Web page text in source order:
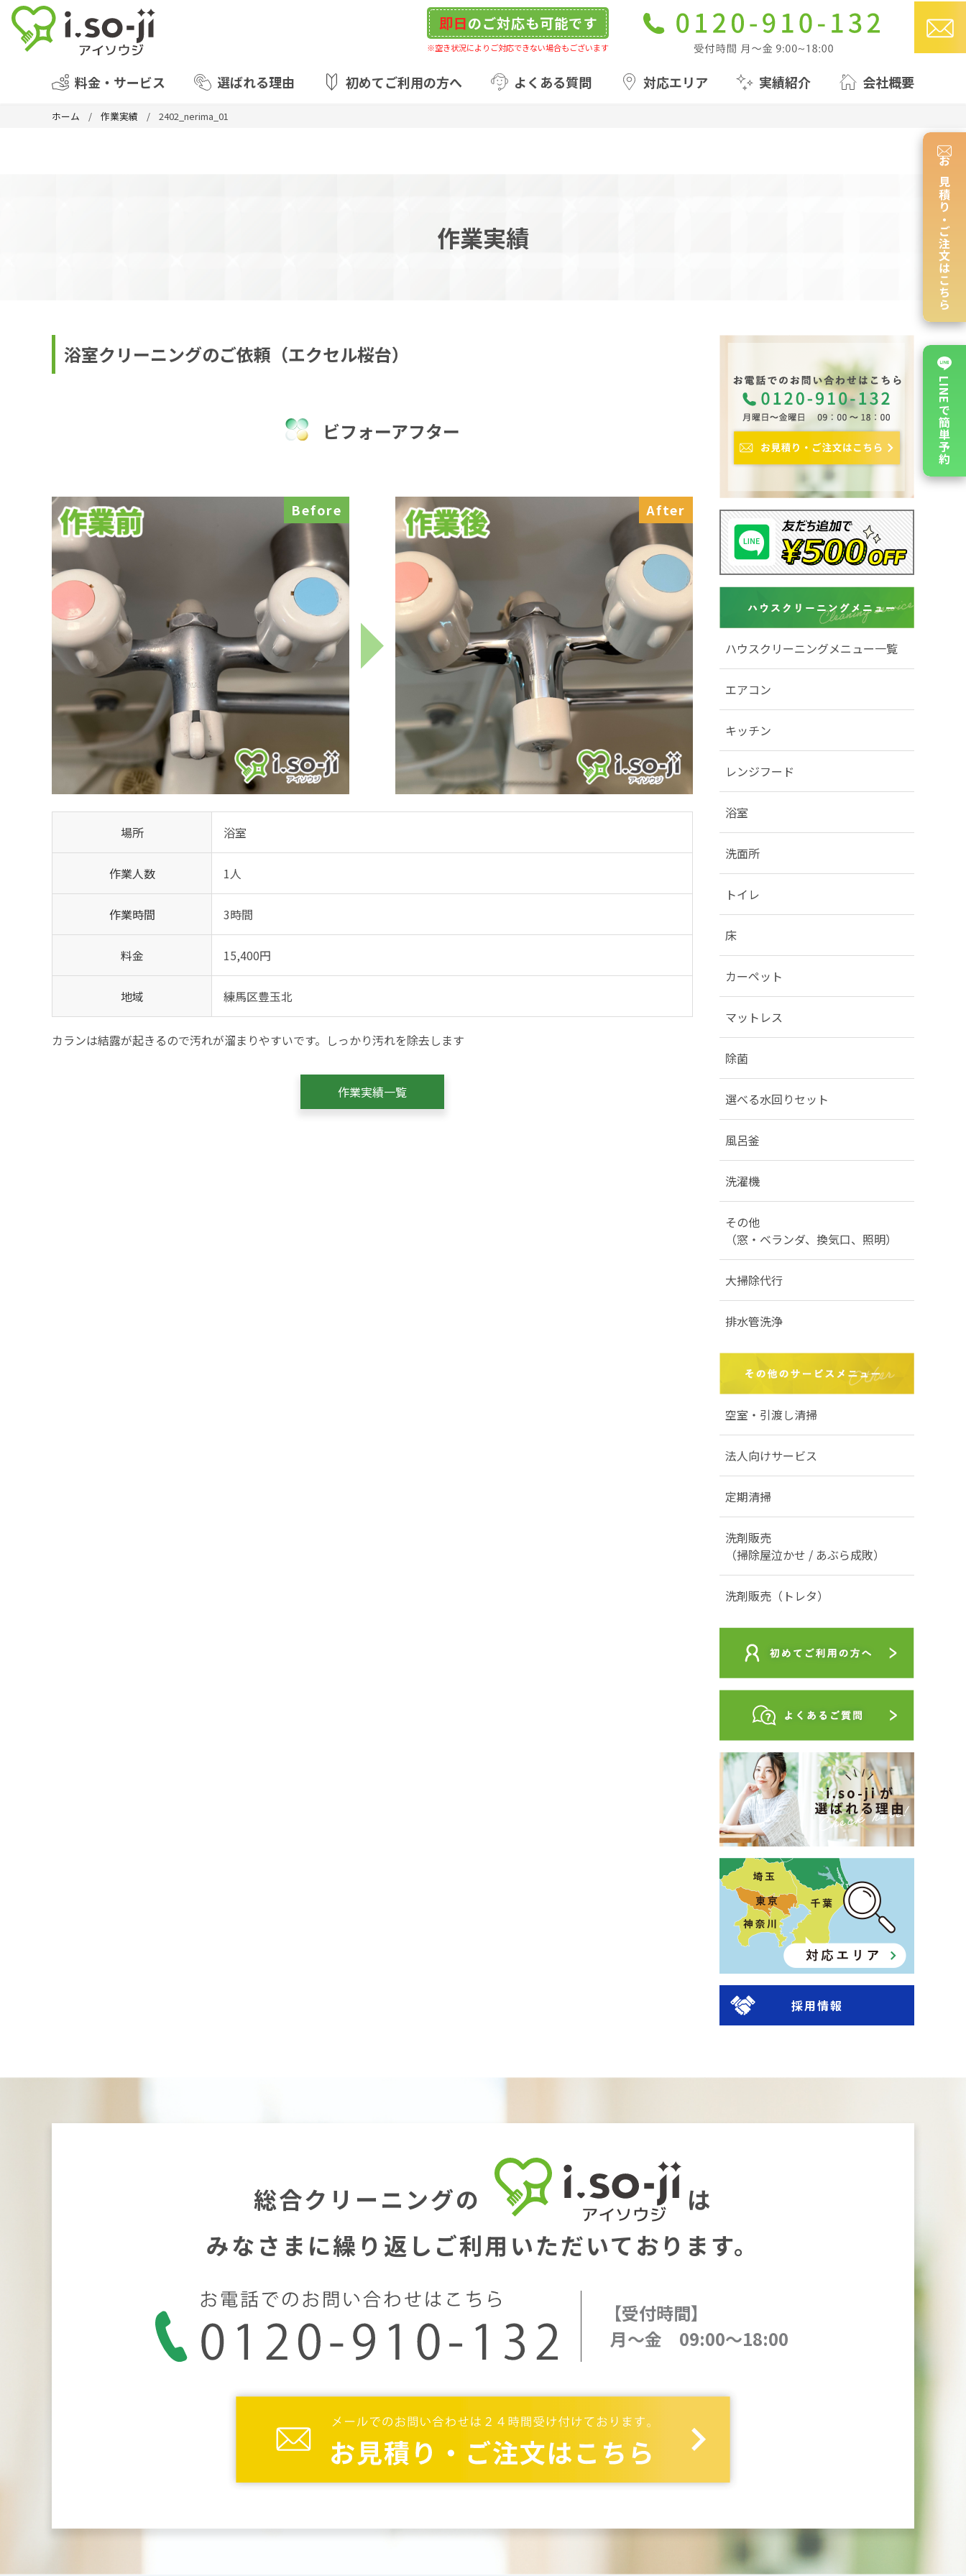
即日のご対応も可能です
※空き状況によりご対応できない場合もございます
料金・サービス 選ばれる理由 初めてご利用の方へ よくある質問 対応エリア 実績紹介 会社概要
ホーム 作業実績 2402_nerima_01
作業実績
浴室クリーニングのご依頼（エクセル桜台）
ビフォーアフター
Before After
場所 浴室
作業人数 1人
作業時間 3時間
料金 15,400円
地域 練馬区豊玉北
カランは結露が起きるので汚れが溜まりやすいです。しっかり汚れを除去します
作業実績一覧
ハウスクリーニングメニュー一覧
エアコン
キッチン
レンジフード
浴室
洗面所
トイレ
床
カーペット
マットレス
除菌
選べる水回りセット
風呂釜
洗濯機
その他
（窓・ベランダ、換気口、照明）
大掃除代行
排水管洗浄
空室・引渡し清掃
法人向けサービス
定期清掃
洗剤販売
（掃除屋泣かせ / あぶら成敗）
洗剤販売（トレタ）
採用情報
総合クリーニングの
は
みなさまに繰り返しご利用いただいております。
【受付時間】
月～金 09:00～18:00
お見積り・ご注文はこちら
LINEで簡単予約